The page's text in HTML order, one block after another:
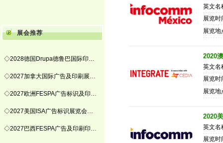
展会推荐
◇2028德国Drupa德鲁巴国际印…
◇2027加拿大国际广告及印刷展…
◇2027欧洲FESPA广告标识及印…
◇2027美国ISA广告标识展览会…
◇2027巴西FESPA广告及印刷印…
英文名
展览
展览地
2020
英文名
展览
展览地
2020
英文名
展览